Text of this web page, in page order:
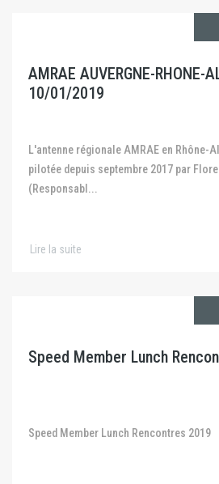
AMRAE AUVERGNE-RHONE-
10/01/2019
L'antenne régionale AMRAE en Rhône-Alpes-Auvergne est
pilotée depuis septembre 2017 par
(Responsabl...
Lire la suite
Speed Member Lunch
Speed Member Lunch Rencontres 2019